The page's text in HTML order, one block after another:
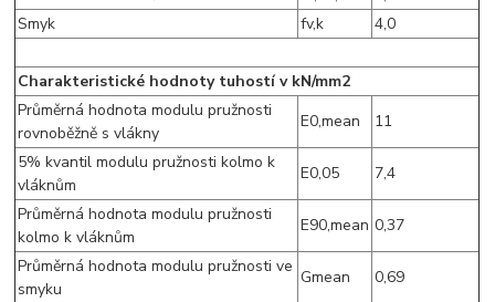
Smyk
fv,k 4,0
Charakteristické hodnoty tuhostí v kN/mm2
Průměrná hodnota modulu pružnosti
rovnoběžně s vlákny
E0,mean
11
5% kvantil modulu pružnosti kolmo k
vláknům
E0,05
7,4
Průměrná hodnota modulu pružnosti
kolmo k vláknům
E90,mean 0,37
Průměrná hodnota modulu pružnosti ve
smyku
Gmean 0,69